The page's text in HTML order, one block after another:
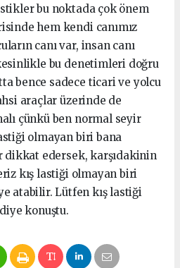
bu noktada çok önem
hem kendi canımız
canı var, insan canı
bu denetimleri doğru
bence sadece ticari ve yolcu
araçlar üzerinde de
çünkü ben normal seyir
olmayan biri bana
dikkat edersek, karşıdakinin
kış lastiği olmayan biri
atabilir. Lütfen kış lastiği
konuştu.